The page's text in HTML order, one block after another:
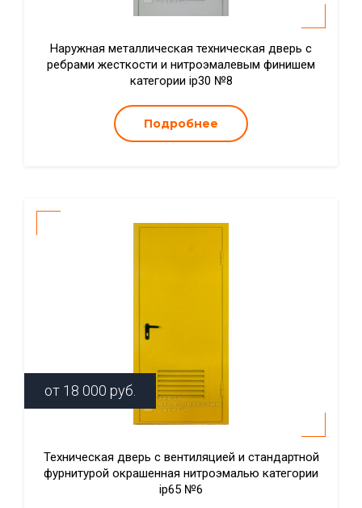
Наружная металлическая техническая дверь с
ребрами жесткости и нитроэмалевым финишем
категории ip30 №8
Подробнее
от 18 000 руб.
Техническая дверь с вентиляцией и стандартной
фурнитурой окрашенная нитроэмалью категории
ip65 №6